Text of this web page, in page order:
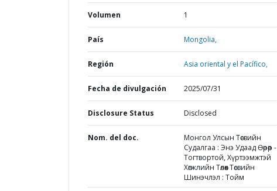
Volumen 1
País Mongolia,
Región Asia oriental y el Pacífico,
Fecha de divulgación 2025/07/31
Disclosure Status Disclosed
Nom. del doc.
Монгол Улсын Төсвийн
Судалгаа : Энэ Удаад Өөрөөр -
Тогтвортой, Хүртээмжтэй
Хөгжлийн Төлөөх Төсвийн
Шинэчлэл : Тойм